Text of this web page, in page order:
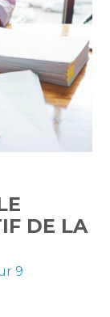
DE LA
9